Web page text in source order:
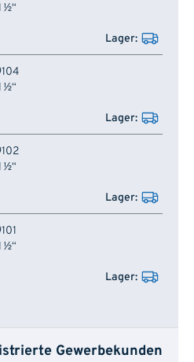
½“
½“
½“
½“
Gewerbekunden